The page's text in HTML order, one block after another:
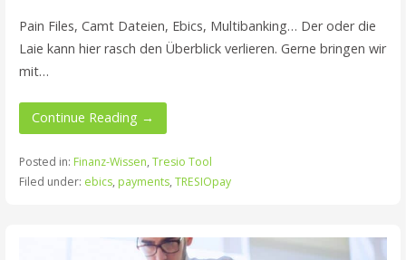
Pain Files, Camt Dateien, Ebics, Multibanking… Der oder die
Laie kann hier rasch den Überblick verlieren. Gerne bringen wir
mit…
Continue Reading →
Posted in: Finanz-Wissen, Tresio Tool
Filed under: ebics, payments, TRESIOpay